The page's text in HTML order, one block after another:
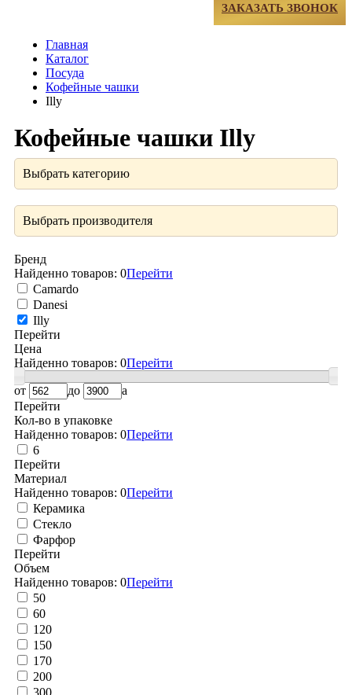
ЗАКАЗАТЬ ЗВОНОК
Главная
Каталог
Посуда
Кофейные чашки
Illy
Кофейные чашки Illy
Выбрать категорию
Выбрать производителя
Бренд
Найденно товаров: 0Перейти
Camardo
Danesi
Illy
Перейти
Цена
Найденно товаров: 0Перейти
от до
a
Перейти
Кол-во в упаковке
Найденно товаров: 0Перейти
6
Перейти
Материал
Найденно товаров: 0Перейти
Керамика
Стекло
Фарфор
Перейти
Объем
Найденно товаров: 0Перейти
50
60
120
150
170
200